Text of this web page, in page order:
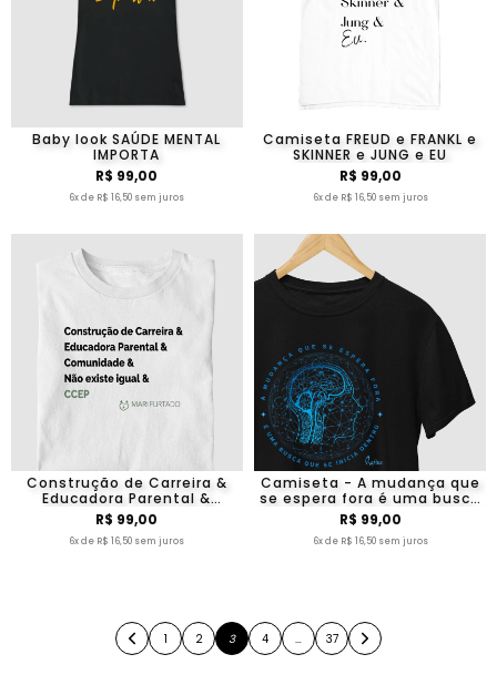
Baby look SAÚDE MENTAL
IMPORTA
R$ 99,00
6x de R$ 16,50 sem juros
Camiseta FREUD e FRANKL e
SKINNER e JUNG e EU
R$ 99,00
6x de R$ 16,50 sem juros
Construção de Carreira &
Educadora Parental &
Comunidade & Não existe
igual & CCEP
R$ 99,00
6x de R$ 16,50 sem juros
Camiseta - A mudança que
se espera fora é uma busca
que se inicia dentro
R$ 99,00
6x de R$ 16,50 sem juros
1 2 3 4 … 37